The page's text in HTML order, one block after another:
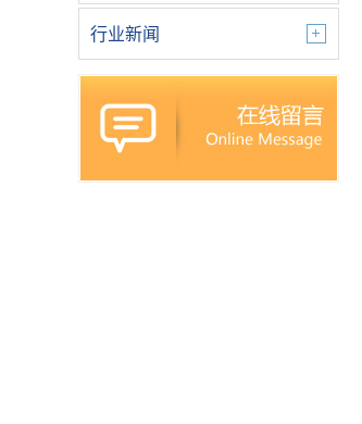
行业新闻